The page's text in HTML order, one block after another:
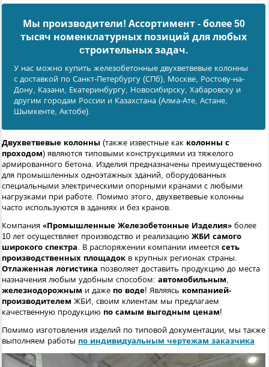
Мы производители! Ассортимент - более 50
тысяч номенклатурных позиций для любых
cтроительных задач.
У нас можно купить железобетонные двухветвевые колонны
с доставкой по Санкт-Петербургу (СПб), Москве, Ростову-на-
Дону, Казани, Екатеринбургу, Новосибирску, Хабаровску и
другим городам России и Казахстана (Алма-Ате, Астане,
Шымкенте, Актобе).
Двухветвевые колонны (также известные как колонны с
проходом) являются типовыми конструкциями из тяжелого
армированного бетона. Изделия предназначены преимущественно
для промышленных одноэтажных зданий, оборудованных
специальными электрическими опорными кранами с любыми
нагрузками при работе. Помимо этого, двухветвевые колонны
часто используются в зданиях и без кранов.
Компания «Промышленные Железобетонные Изделия» более
10 лет осуществляет производство и реализацию ЖБИ самого
широкого спектра. В распоряжении компании имеется сеть
производственных площадок в крупных регионах страны.
Отлаженная логистика позволяет доставить продукцию до места
назначения любым удобным способом: автомобильным,
железнодорожным и даже по воде! Являясь компанией-
производителем ЖБИ, своим клиентам мы предлагаем
качественную продукцию по самым выгодным ценам!
Помимо изготовления изделий по типовой документации, мы также
выполняем работы по индивидуальным чертежам заказчика